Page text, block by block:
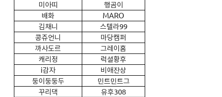
미아띠
행곰이
배화
MARO
김채니
스텔라99
콩쥬언니
마당캠퍼
까사도르
그레이홈
캐리정
럭셜황후
i감자
비애잔상
둥이둥둥두
민트민트그
꾸리댁
유후308